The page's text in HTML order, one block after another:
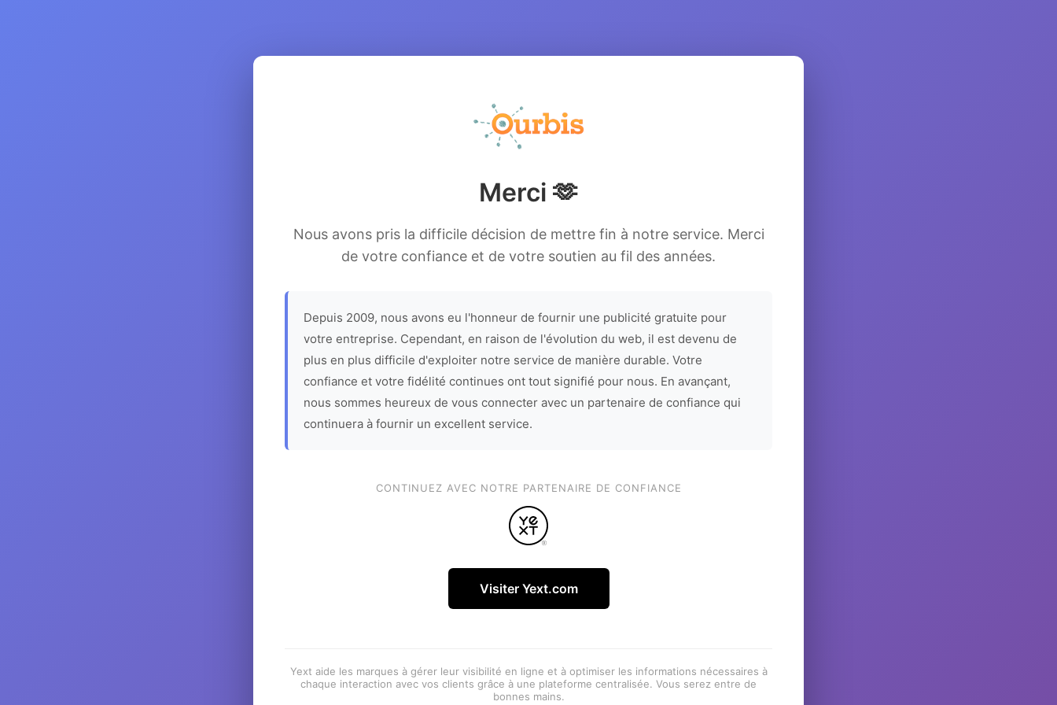
Merci 🫶
Nous avons pris la difficile décision de mettre fin à notre service. Merci
de votre confiance et de votre soutien au fil des années.
Depuis 2009, nous avons eu l'honneur de fournir une publicité gratuite pour
votre entreprise. Cependant, en raison de l'évolution du web, il est devenu de
plus en plus difficile d'exploiter notre service de manière durable. Votre
confiance et votre fidélité continues ont tout signifié pour nous. En avançant,
nous sommes heureux de vous connecter avec un partenaire de confiance qui
continuera à fournir un excellent service.
CONTINUEZ AVEC NOTRE PARTENAIRE DE CONFIANCE
Visiter Yext.com
Yext aide les marques à gérer leur visibilité en ligne et à optimiser les informations nécessaires à
chaque interaction avec vos clients grâce à une plateforme centralisée. Vous serez entre de
bonnes mains.